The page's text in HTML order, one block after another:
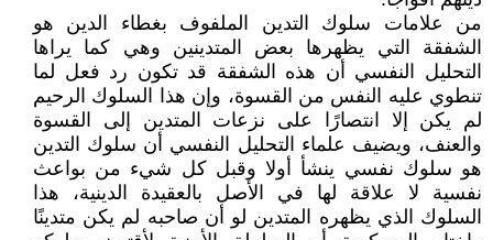
من علامات سلوك التدين الملفوف بغطاء الدين هو
الشفقة التي يظهرها بعض المتدينين وهي كما يراها
التحليل النفسي أن هذه الشفقة قد تكون رد فعل لما
تنطوي عليه النفس من القسوة، وإن هذا السلوك الرحيم
لم يكن إلا انتصارًا على نزعات المتدين إلى القسوة
والعنف، ويضيف علماء التحليل النفسي أن سلوك التدين
هو سلوك نفسي ينشأ أولا وقبل كل شيء من بواعث
نفسية لا علاقة لها في الأصل بالعقيدة الدينية، هذا
السلوك الذي يظهره المتدين لو أن صاحبه لم يكن متدينًا